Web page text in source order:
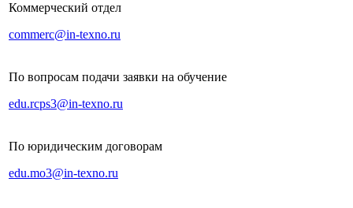
Коммерческий отдел
commerc@in-texno.ru
По вопросам подачи заявки на обучение
edu.rcps3@in-texno.ru
По юридическим договорам
edu.mo3@in-texno.ru